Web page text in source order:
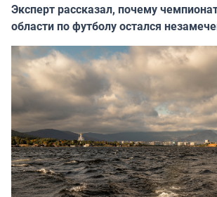
Эксперт рассказал, почему
области по футболу остался